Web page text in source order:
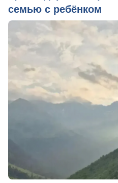
семью с ребёнком